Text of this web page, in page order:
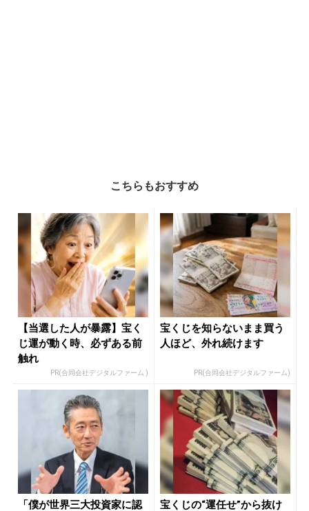
こちらもおすすめ
【当選した人が暴露】宝く
じ運が動く時、必ずある前
触れ
PR(合同会社デジタルファーム )
宝くじを知らないまま買う
人ほど、外れ続けます
PR(合同会社デジタルファーム)
「僕が世界三大投資家に認 宝くじの“運任せ”から抜け